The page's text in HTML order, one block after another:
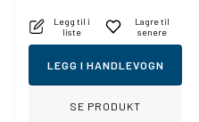
Legg til i
liste
Lagre til
senere
LEGG I HANDLEVOGN
SE PRODUKT